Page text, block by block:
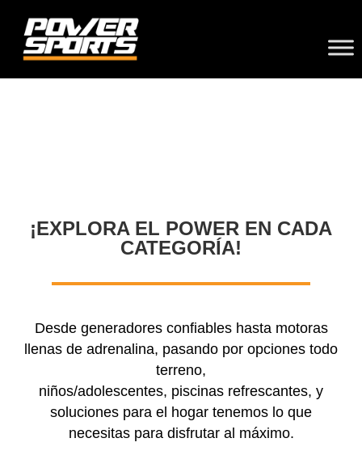
¡EXPLORA EL POWER EN CADA
CATEGORÍA!
Desde generadores confiables hasta motoras
llenas de adrenalina, pasando por opciones todo
terreno,
niños/adolescentes, piscinas refrescantes, y
soluciones para el hogar tenemos lo que
necesitas para disfrutar al máximo.